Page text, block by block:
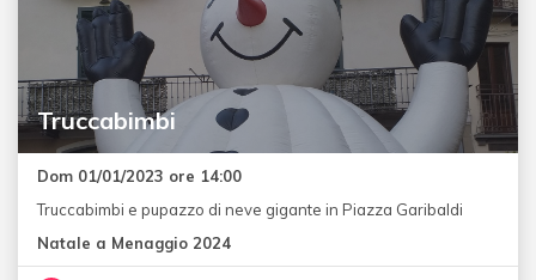
Truccabimbi
Dom 01/01/2023 ore 14:00
Truccabimbi e pupazzo di neve gigante in Piazza Garibaldi
Natale a Menaggio 2024